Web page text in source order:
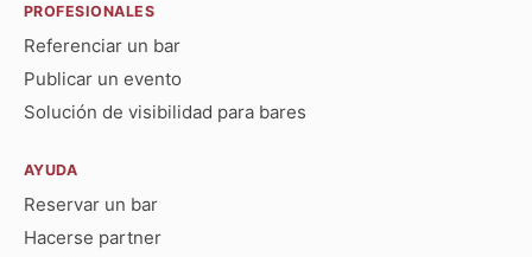
PROFESIONALES
Referenciar un bar
Publicar un evento
Solución de visibilidad para bares
AYUDA
Reservar un bar
Hacerse partner